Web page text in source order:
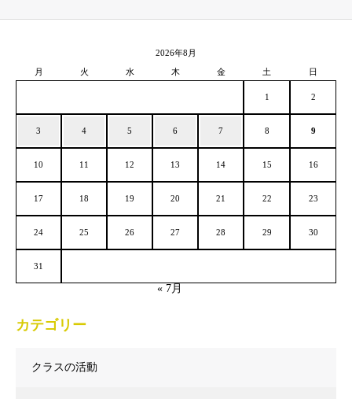
2026年8月
月
火 水 木 金 土 日
1 2
3 4 5 6 7 8 9
10 11 12 13 14 15 16
17 18 19 20 21 22 23
24 25 26 27 28 29 30
31
« 7月
カテゴリー
クラスの活動